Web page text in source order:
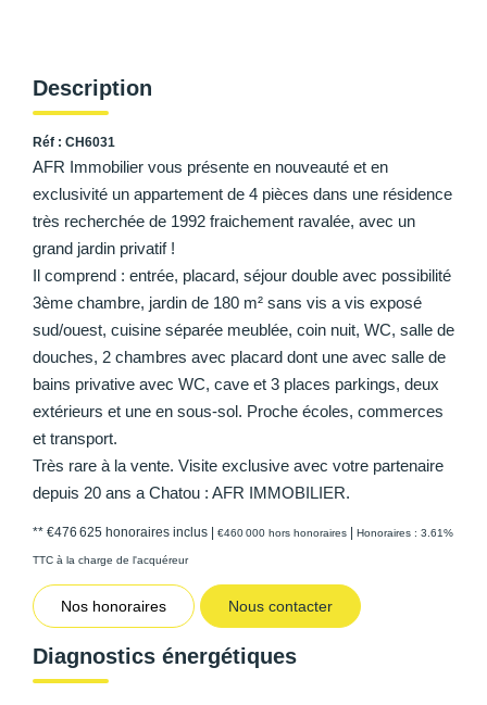
Description
Réf : CH6031
AFR Immobilier vous présente en nouveauté et en
exclusivité un appartement de 4 pièces dans une résidence
très recherchée de 1992 fraichement ravalée, avec un
grand jardin privatif !
Il comprend : entrée, placard, séjour double avec possibilité
3ème chambre, jardin de 180 m² sans vis a vis exposé
sud/ouest, cuisine séparée meublée, coin nuit, WC, salle de
douches, 2 chambres avec placard dont une avec salle de
bains privative avec WC, cave et 3 places parkings, deux
extérieurs et une en sous-sol. Proche écoles, commerces
et transport.
Très rare à la vente. Visite exclusive avec votre partenaire
depuis 20 ans a Chatou : AFR IMMOBILIER.
** €476 625 honoraires inclus | €460 000 hors honoraires | Honoraires : 3.61%
TTC à la charge de l'acquéreur
Nos honoraires Nous contacter
Diagnostics énergétiques